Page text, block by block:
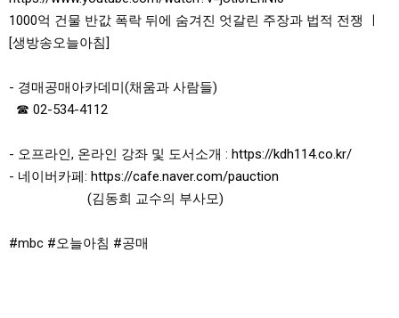
1000억 건물 반값 폭락 뒤에 숨겨진 엇갈린 주장과 법적 전쟁 ㅣ
[생방송오늘아침]
- 경매공매아카데미(채움과 사람들)
- 오프라인, 온라인 강좌 및 도서소개 : https://kdh114.co.kr/
- 네이버카페: https://cafe.naver.com/pauction
#mbc #오늘아침 #공매